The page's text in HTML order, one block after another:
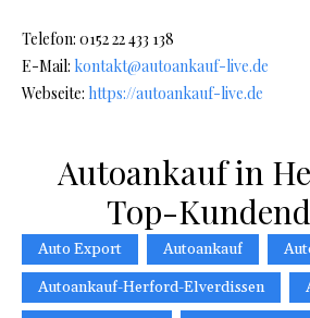
Telefon: 0152 22 433 138
E-Mail: kontakt@autoankauf-live.de
Webseite: https://autoankauf-live.de
Autoankauf in
Top-
Auto Export Autoankauf
Autoankauf-Herford-Elverdissen